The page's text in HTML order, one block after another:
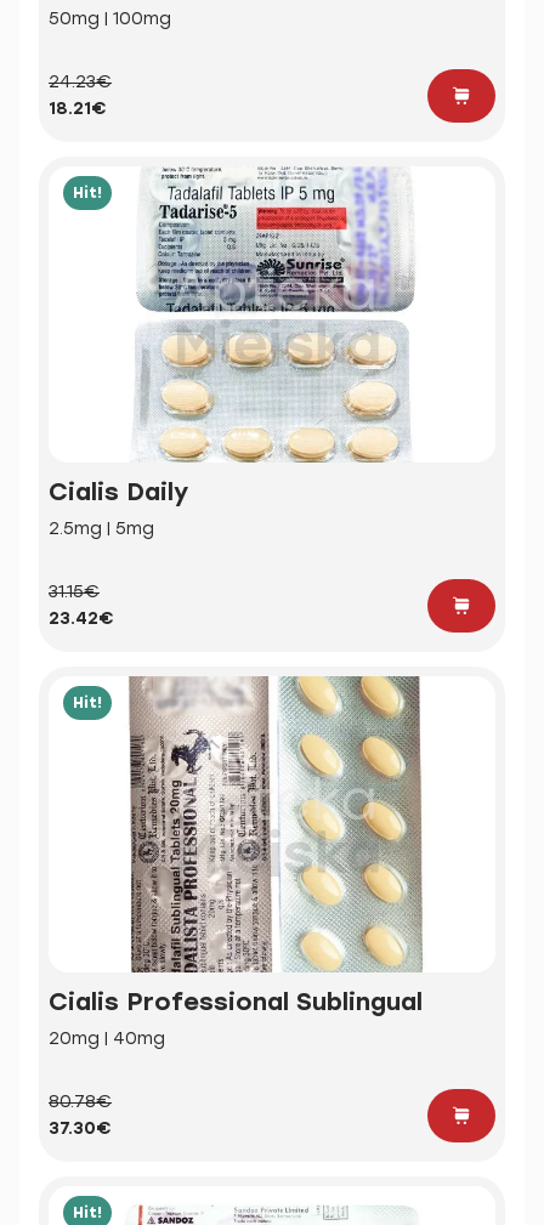
50mg | 100mg
24.23€
18.21€
Hit!
Cialis Daily
2.5mg | 5mg
31.15€
23.42€
Hit!
Cialis Professional Sublingual
20mg | 40mg
80.78€
37.30€
Hit!